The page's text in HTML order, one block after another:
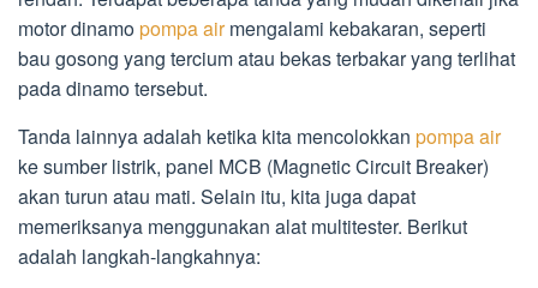
motor dinamopompa airmengalami kebakaran, seperti
bau gosong yang tercium atau bekas terbakar yang terlihat
pada dinamo tersebut.
Tanda lainnya adalah ketika kita mencolokkan pompa air
ke sumber listrik, panel MCB (Magnetic Circuit Breaker)
akan turun atau mati. Selain itu, kita juga dapat
memeriksanya menggunakan alat multitester. Berikut
adalah langkah-langkahnya: